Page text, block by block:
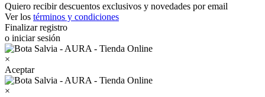
Quiero recibir descuentos exclusivos y novedades por email
Ver los términos y condiciones
Finalizar registro
o iniciar sesión
×
Aceptar
×